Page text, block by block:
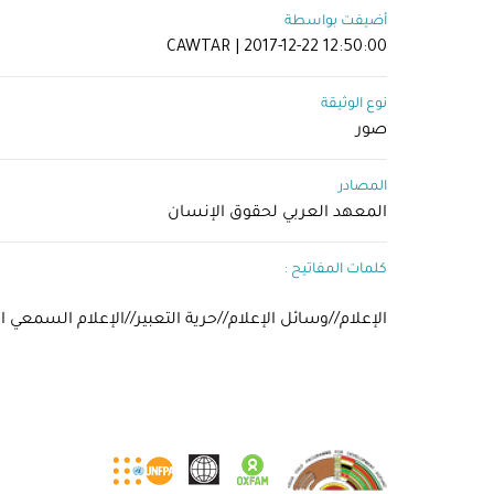
أضيفت بواسطة
CAWTAR | 2017-12-22 12:50:00
نوع الوثيقة
صور
المصادر
المعهد العربي لحقوق الإنسان
كلمات المفاتيح :
الإعلام//وسائل الإعلام//حرية التعبير//الإعلام